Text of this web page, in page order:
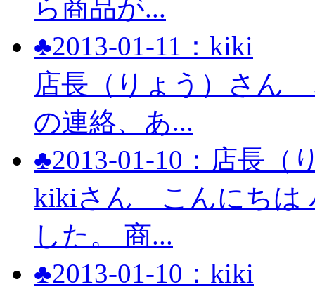
ら商品が...
♣2013-01-11：kiki
店長（りょう）さん
の連絡、あ...
♣2013-01-10：店長（
kikiさん こんにちは
した。 商...
♣2013-01-10：kiki